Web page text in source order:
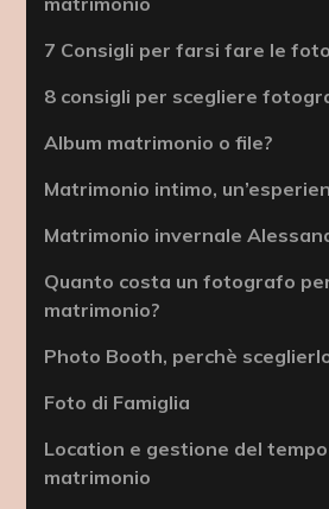
7 Consigli per farsi fare le
8 consigli per scegliere
Album matrimonio o file?
Matrimonio intimo,
Matrimonio invernale
Quanto costa un fotografo
matrimonio?
Photo Booth, perchè
Foto di Famiglia
Location e gestione del
matrimonio